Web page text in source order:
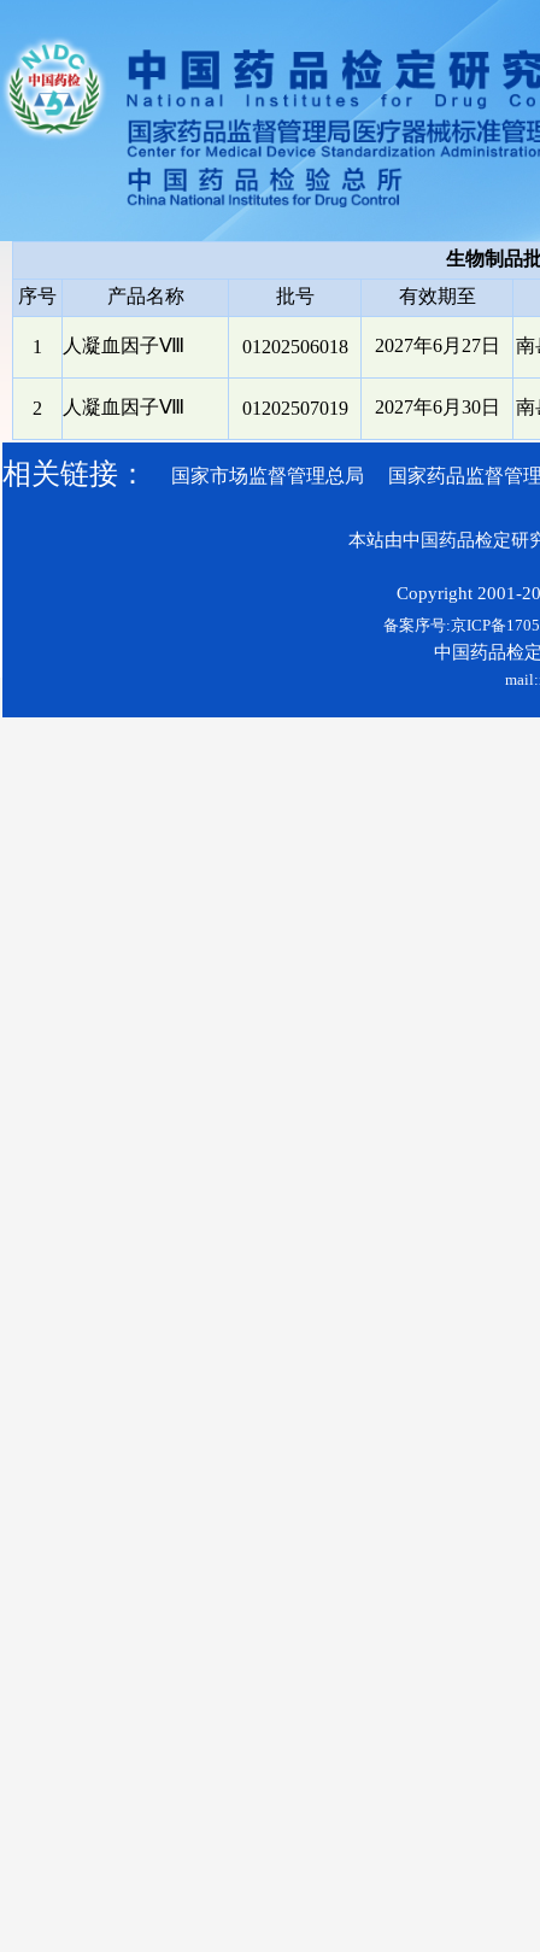
生物制品
序号
产品名称 批号 有效期至
1 人凝血因子Ⅷ 01202506018 2027年6月27日 南
2 人凝血因子Ⅷ 01202507019 2027年6月30日 南
相关链接： 国家市场监督管理总局 国家药品监督管
本站由中国药品检定研
Copyright 2001-
备案序号:京ICP备
中国药品检